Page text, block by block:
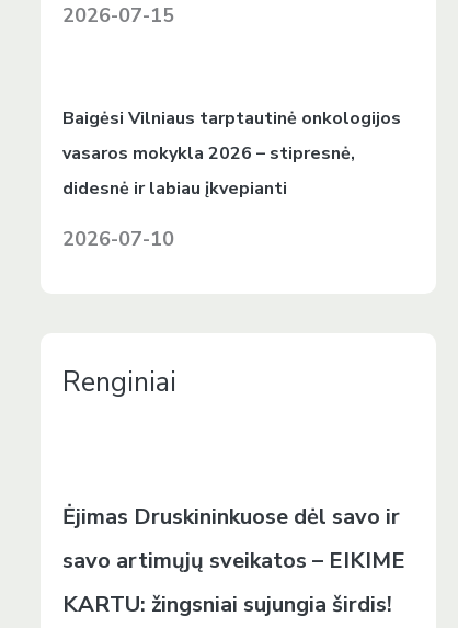
2026-07-15
Baigėsi Vilniaus tarptautinė onkologijos
vasaros mokykla 2026 – stipresnė,
didesnė ir labiau įkvepianti
2026-07-10
Renginiai
Ėjimas Druskininkuose dėl savo ir
savo artimųjų sveikatos – EIKIME
KARTU: žingsniai sujungia širdis!